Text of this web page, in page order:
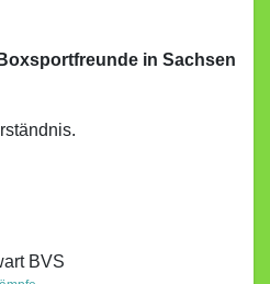
in Sachsen
BVS